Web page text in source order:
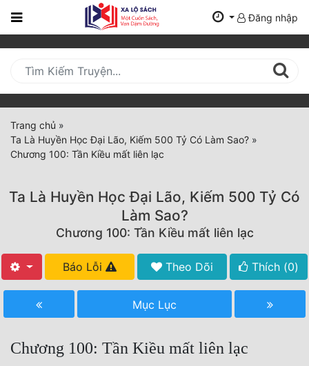
Trang
Mới
Cập
Nhật
(current)
BXH
Truyện Mới Ra
Hoàn Thành
Hậu Cung
Đăng nhập
Trang chủ »
Ta Là Huyền Học Đại Lão, Kiếm 500 Tỷ Có Làm Sao? »
Chương 100: Tần Kiều mất liên lạc
Ta Là Huyền Học Đại Lão, Kiếm 500 Tỷ Có
Làm Sao?
Chương 100: Tần Kiều mất liên lạc
Báo Lỗi Theo Dõi Thích (0)
Mục Lục
Chương 100: Tần Kiều mất liên lạc